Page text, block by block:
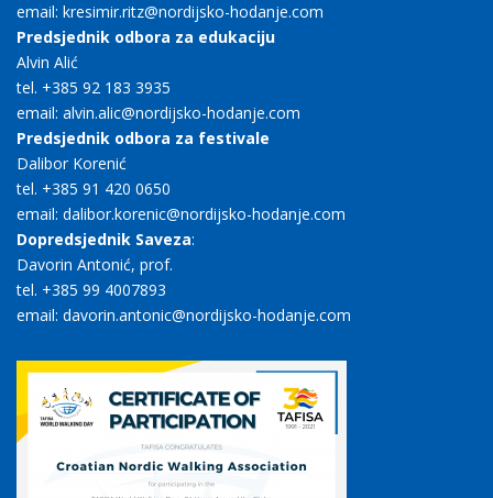
email: kresimir.ritz@nordijsko-hodanje.com
Predsjednik odbora za edukaciju
Alvin Alić
tel. +385 92 183 3935
email: alvin.alic@nordijsko-hodanje.com
Predsjednik odbora za festivale
Dalibor Korenić
tel. +385 91 420 0650
email: dalibor.korenic@nordijsko-hodanje.com
Dopredsjednik Saveza:
Davorin Antonić, prof.
tel. +385 99 4007893
email: davorin.antonic@nordijsko-hodanje.com